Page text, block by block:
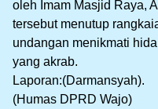
oleh Imam Masjid Raya,
tersebut menutup
undangan menikmati
yang akrab.
Laporan:(Darmansyah).
(Humas DPRD Wajo)